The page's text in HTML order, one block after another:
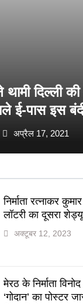
निर्माता रत्नाकर
लॉटरी का दूसरा
अक्टूबर 12, 2023
मेरठ के निर्माता
‘गोदान’ का पोस्टर
दिल्ली की
ई-पास इस
अप्रैल 17, 2021